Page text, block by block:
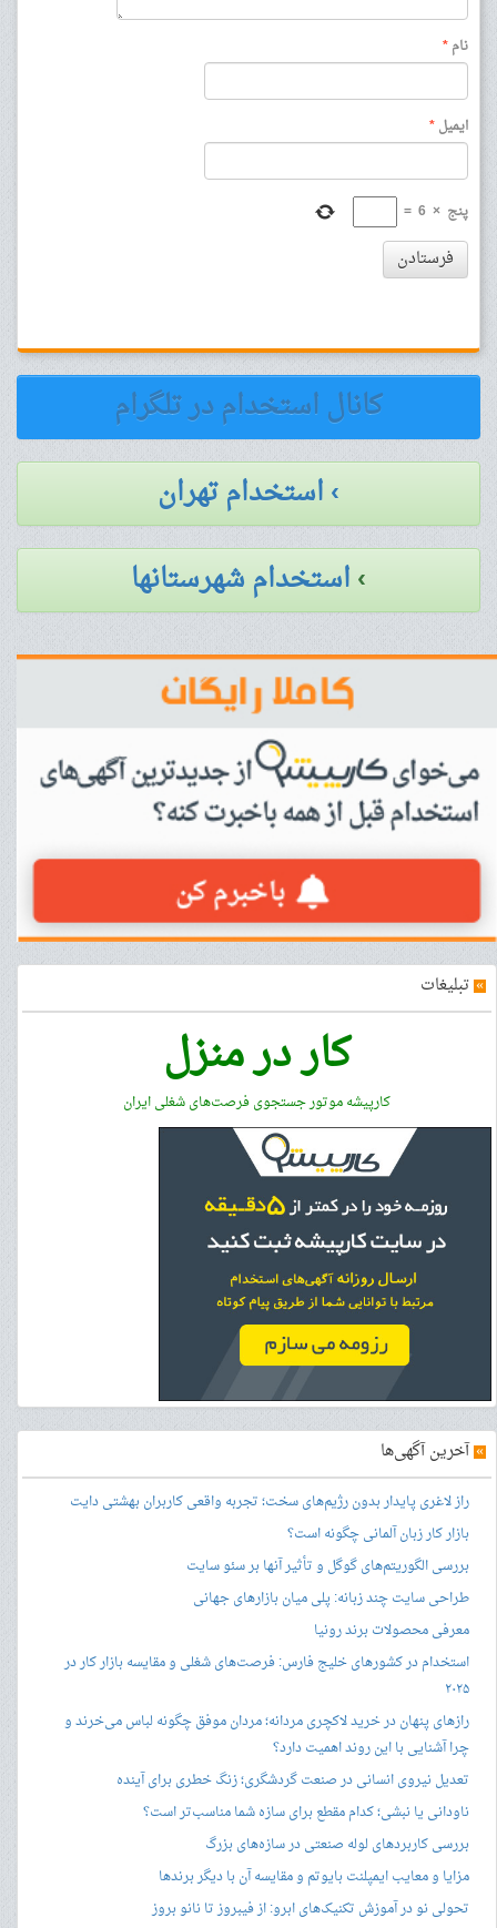
نام*
ایمیل*
پنج ×
6
=
فرستادن
کانال استخدام در تلگرام
› استخدام تهران
›استخدام شهرستانها
» تبلیغات
کار در منزل
کارپیشه موتور جستجوی فرصت‌های شغلی ایران
»آخرین آگهی‌ها
راز لاغری پایدار بدون رژیم‌های سخت؛ تجربه واقعی کاربران بهشتی دایت
بازار کار زبان آلمانی چگونه است؟
بررسی الگوریتم‌های گوگل و تأثیر آنها بر سئو سایت
طراحی سایت چند زبانه: پلی میان بازارهای جهانی
معرفی محصولات برند رونیا
استخدام در کشورهای خلیج فارس: فرصت‌های شغلی و مقایسه بازار کار در
۲۰۲۵
رازهای پنهان در خرید لاکچری مردانه؛ مردان موفق چگونه لباس می‌خرند و
چرا آشنایی با این روند اهمیت دارد؟
تعدیل نیروی انسانی در صنعت گردشگری؛ زنگ خطری برای آینده
ناودانی یا نبشی؛ کدام مقطع برای سازه شما مناسب‌تر است؟
بررسی کاربردهای لوله صنعتی در سازه‌های بزرگ
مزایا و معایب ایمپلنت بایوتم و مقایسه آن با دیگر برندها
تحولی نو در آموزش تکنیک‌های ابرو: از فیبروز تا نانو بروز